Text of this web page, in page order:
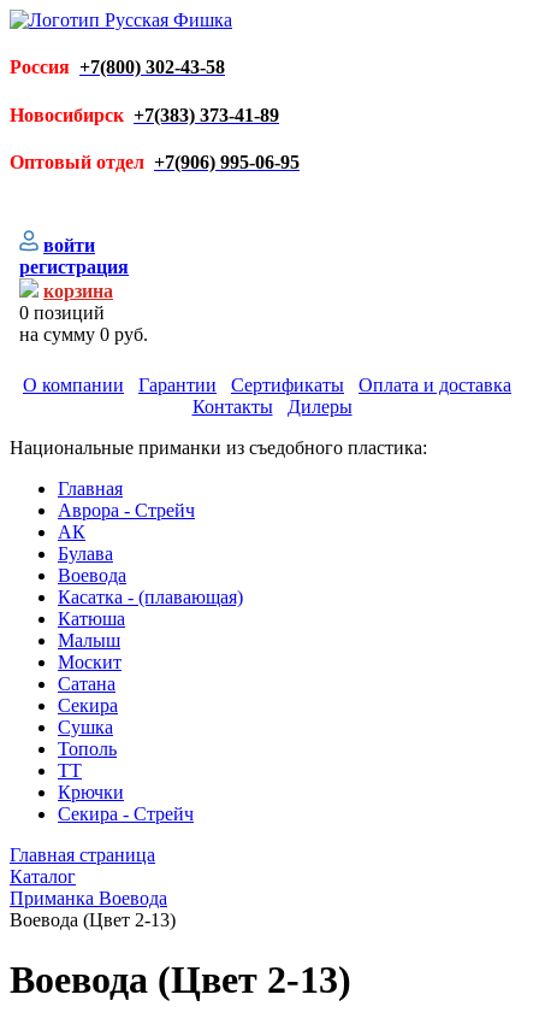
Россия +7(800) 302-43-58
Новосибирск +7(383) 373-41-89
Оптовый отдел +7(906) 995-06-95
войти
регистрация
корзина
0 позиций
на сумму 0 руб.
О компании Гарантии Сертификаты
Оплата и доставка
Контакты
Дилеры
Национальные приманки из съедобного пластика:
Главная
Аврора - Стрейч
АК
Булава
Воевода
Касатка - (плавающая)
Катюша
Малыш
Москит
Сатана
Секира
Сушка
Тополь
ТТ
Крючки
Секира - Стрейч
Главная страница
Каталог
Приманка Воевода
Воевода (Цвет 2-13)
Воевода (Цвет 2-13)